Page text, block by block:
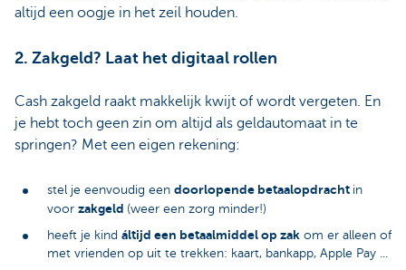
altijd een oogje in het zeil houden.
2. Zakgeld? Laat het digitaal rollen
Cash zakgeld raakt makkelijk kwijt of wordt vergeten. En
je hebt toch geen zin om altijd als geldautomaat in te
springen? Met een eigen rekening:
stel je eenvoudig een doorlopende betaalopdracht in
voor zakgeld (weer een zorg minder!)
heeft je kind áltijd een betaalmiddel op zak om er alleen of
met vrienden op uit te trekken: kaart, bankapp, Apple Pay ...